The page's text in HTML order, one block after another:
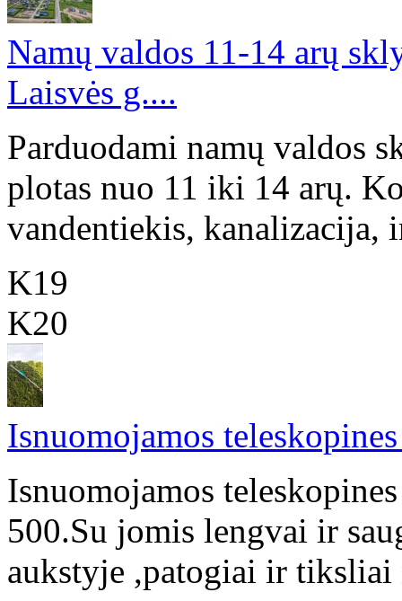
Namų valdos 11-14 arų
Laisvės g....
Parduodami namų valdos
plotas nuo 11 iki 14 arų.
vandentiekis, kanalizacija,
K19
K20
Isnuomojamos
Isnuomojamos
500.Su jomis lengvai ir
aukstyje ,patogiai ir